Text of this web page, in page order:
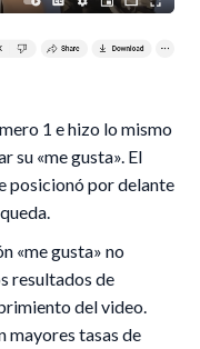
1 e hizo lo mismo
su «me gusta». El
posicionó por delante
«me gusta» no
resultados de
del video.
mayores tasas de